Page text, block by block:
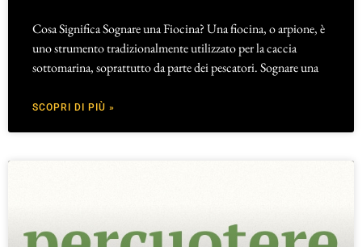
Cosa Significa Sognare una Fiocina? Una fiocina, o arpione, è
uno strumento tradizionalmente utilizzato per la caccia
sottomarina, soprattutto da parte dei pescatori. Sognare una
SCOPRI DI PIÙ »